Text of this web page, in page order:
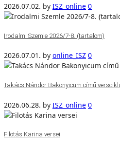
2026.07.02. by ISZ_online 0
Irodalmi Szemle 2026/7-8. (tartalom)
2026.07.01. by online_ISZ 0
Takács Nándor Bakonyicum című
2026.06.28. by ISZ_online 0
Filotás Karina versei